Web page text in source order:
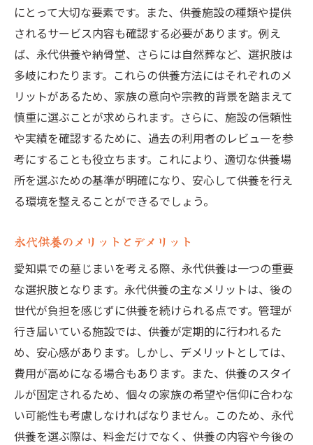
にとって大切な要素です。また、供養施設の種類や提供
されるサービス内容も確認する必要があります。例え
ば、永代供養や納骨堂、さらには自然葬など、選択肢は
多岐にわたります。これらの供養方法にはそれぞれのメ
リットがあるため、家族の意向や宗教的背景を踏まえて
慎重に選ぶことが求められます。さらに、施設の信頼性
や実績を確認するために、過去の利用者のレビューを参
考にすることも役立ちます。これにより、適切な供養場
所を選ぶための基準が明確になり、安心して供養を行え
る環境を整えることができるでしょう。
永代供養のメリットとデメリット
愛知県での墓じまいを考える際、永代供養は一つの重要
な選択肢となります。永代供養の主なメリットは、後の
世代が負担を感じずに供養を続けられる点です。管理が
行き届いている施設では、供養が定期的に行われるた
め、安心感があります。しかし、デメリットとしては、
費用が高めになる場合もあります。また、供養のスタイ
ルが固定されるため、個々の家族の希望や信仰に合わな
い可能性も考慮しなければなりません。このため、永代
供養を選ぶ際は、料金だけでなく、供養の内容や今後の